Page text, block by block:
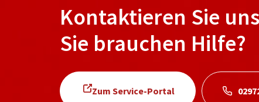
Kontaktieren Sie
Sie brauchen Hilfe?
Zum Service-Portal